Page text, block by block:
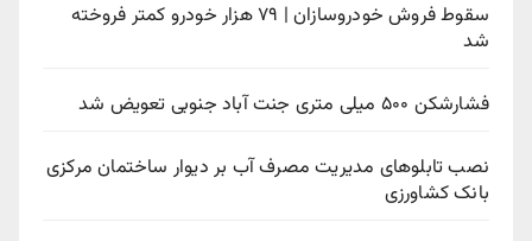
سقوط فروش خودروسازان | ۷۹ هزار خودرو کمتر فروخته
شد
فشارشکن ۵۰۰ میلی متری جنت آباد جنوبی تعویض شد
نصب تابلوهای مدیریت مصرف آب بر دیوار ساختمان مرکزی
بانک کشاورزی